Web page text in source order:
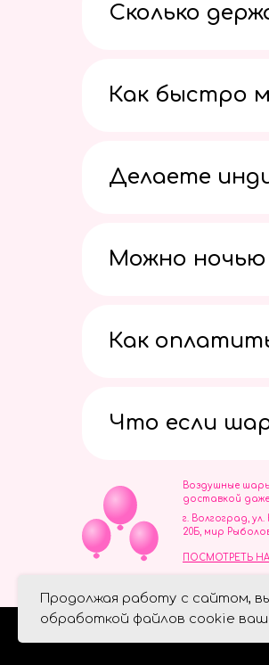
Продолжая работу с сайтом,
обработкой файлов cookie
Сколько
Как быстро
Делаете
Можно
Как
Что если
Воздушные
доставкой даже
г. Волгоград,
20Б, мир
ПОСМОТРЕТЬ НА
ИНН 344110093739
Политика